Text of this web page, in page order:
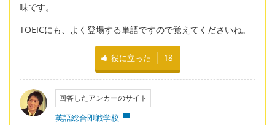
味です。
TOEICにも、よく登場する単語ですので覚えてくださいね。
役に立った 18
回答したアンカーのサイト
英語総合即戦学校